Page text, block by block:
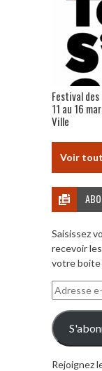
Festival
11 au 16
Ville
Voir
Saisissez
recevoir
votre
Adresse
e-
mail
Rejoignez